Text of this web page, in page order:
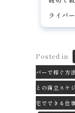
ライバ
Posted in
バーで稼ぐ方法
との両立スケ
宅でできる仕